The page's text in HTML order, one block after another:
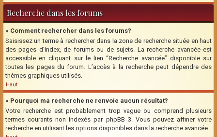
Recherche dans les forums
» Comment rechercher dans les forums?
Saisissez un terme à rechercher dans la zone de recherche située en haut
des pages d’index, de forums ou de sujets. La recherche avancée est
accessible en cliquant sur le lien “Recherche avancée” disponible sur
toutes les pages du forum. L’accès à la recherche peut dépendre des
thèmes graphiques utilisés.
Haut
» Pourquoi ma recherche ne renvoie aucun résultat?
Votre recherche est probablement trop vague ou comprend plusieurs
termes courants non indexés par phpBB 3. Vous pouvez affiner votre
recherche en utilisant les options disponibles dans la recherche avancée.